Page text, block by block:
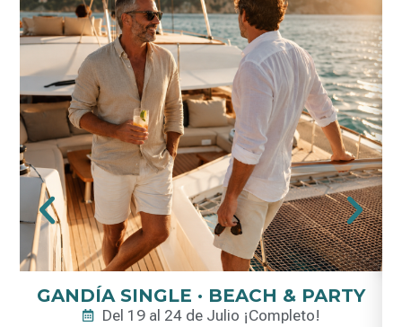
GANDÍA SINGLE · BEACH & PARTY
Del 19 al 24 de Julio ¡Completo!